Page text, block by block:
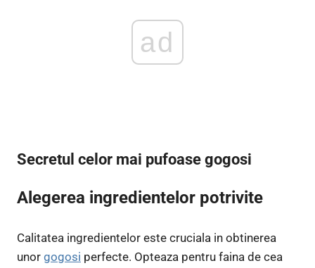
ad
Secretul celor mai pufoase gogosi
Alegerea ingredientelor potrivite
Calitatea ingredientelor este cruciala in obtinerea
unor gogosi perfecte. Opteaza pentru faina de cea